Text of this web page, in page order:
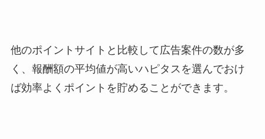
他のポイントサイトと比較して広告案件の数が多
く、報酬額の平均値が高いハピタスを選んでおけ
ば効率よくポイントを貯めることができます。